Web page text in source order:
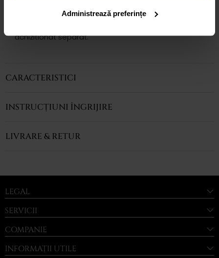
Administrează preferințe
bijuterie delicata, realizata cu atentie la detalii.
achizitionat separat.
CARACTERISTICI
INSTRUCȚIUNI ÎNGRIJIRE
LIVRARE & RETUR
LEGAL
SERVICII
COMPANIE
INFORMAȚII UTILE